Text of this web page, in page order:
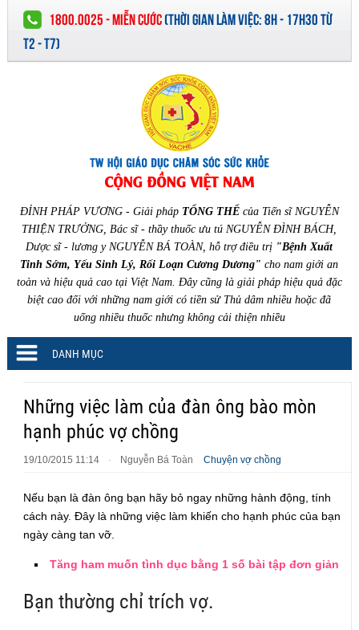
1800.0025 - MIỄN CƯỚC(THỜI GIAN LÀM VIỆC:8H - 17H30 TỪ
T2 - T7)
ĐỈNH PHÁP VƯƠNG - Giải pháp TỔNG THỂcủa Tiến sĩ NGUYỄN
THIỆN TRƯỞNG, Bác sĩ - thầy thuốc ưu tú NGUYỄN ĐÌNH BÁCH,
Dược sĩ - lương y NGUYỄN BÁ TOÀN, hỗ trợ điều trị "Bệnh Xuất
Tinh Sớm, Yếu Sinh Lý, Rối Loạn Cương Dương" cho nam giới an
toàn và hiệu quả cao tại Việt Nam. Đây cũng là giải pháp hiệu quả đặc
biệt cao đối với những nam giới có tiền sử Thủ dâm nhiều hoặc đã
uống nhiều thuốc nhưng không cải thiện nhiều
DANH MỤC
Những việc làm của đàn ông bào mòn
hạnh phúc vợ chồng
19/10/2015 11:14 · Nguyễn Bá Toàn Chuyện vợ chồng
Nếu bạn là đàn ông bạn hãy bỏ ngay những hành động, tính
cách này. Đây là những việc làm khiến cho hạnh phúc của bạn
ngày càng tan vỡ.
Tăng ham muốn tình dục bằng 1 số bài tập đơn giản
Bạn thường chỉ trích vợ.